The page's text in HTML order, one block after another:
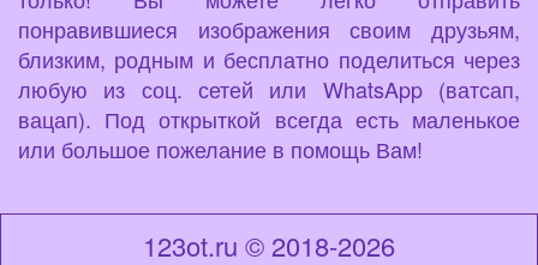
понравившиеся изображения своим друзьям,
близким, родным и бесплатно поделиться через
любую из соц. сетей или WhatsApp (ватсап,
вацап). Под открыткой всегда есть маленькое
или большое пожелание в помощь Вам!
123ot.ru © 2018-2026